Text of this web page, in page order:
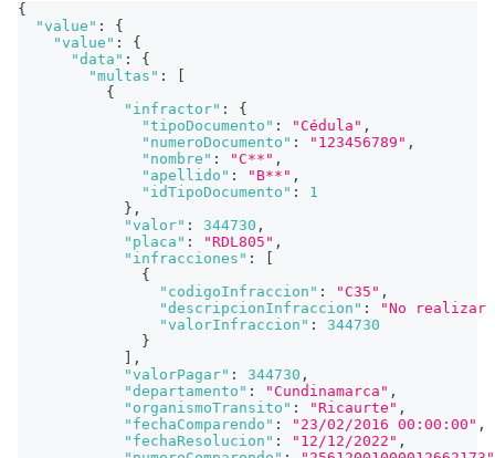
{
"value" :
{
"value" :
{
"data" :
{
"multas" :
{
"infractor" :
{
"tipoDocumento" : "Cédula" ,
"numeroDocumento" : "123456789" ,
"nombre" : "C**" ,
"apellido" : "B**" ,
"idTipoDocumento" :
1
} ,
"valor" : 344730 ,
"placa" : "RDL805" ,
"infracciones" :
{
"codigoInfraccion" : "C35" ,
"descripcionInfraccion" :
"No realizar
"valorInfraccion" :
344730
}
,
"valorPagar" : 344730 ,
"departamento" : "Cundinamarca" ,
"organismoTransito" : "Ricaurte" ,
"fechaComparendo" : "23/02/2016 00:00:00" ,
"fechaResolucion" : "12/12/2022" ,